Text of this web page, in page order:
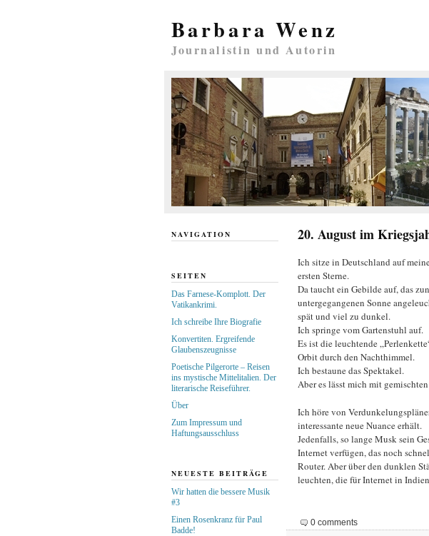
Barbara Wenz
Journalistin und Autorin
20. August im
Ich sitze in Deutschland auf
ersten Sterne.
Da taucht ein Gebilde auf, das
untergegangenen Sonne
spät und viel zu dunkel.
Ich springe vom Gartenstuhl auf.
Es ist die leuchtende
Orbit durch den Nachthimmel.
Ich bestaune das Spektakel.
Aber es lässt mich mit
Ich höre von
interessante neue Nuance erhält.
Jedenfalls, so lange Musk sein
Internet verfügen, das noch
Router. Aber über den dunklen
leuchten, die für Internet in
0 comments
NAVIGATION
SEITEN
Das Farnese-Komplott. Der
Vatikankrimi.
Ich schreibe Ihre Biografie
Konvertiten. Ergreifende
Glaubenszeugnisse
Poetische Pilgerorte – Reisen
ins mystische Mittelitalien. Der
literarische Reiseführer.
Über
Zum Impressum und
Haftungsausschluss
NEUESTE BEITRÄGE
Wir hatten die bessere Musik
#3
Einen Rosenkranz für Paul
Badde!